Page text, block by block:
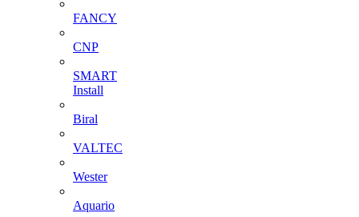
FANCY
CNP
SMART
Install
Biral
VALTEC
Wester
Aquario